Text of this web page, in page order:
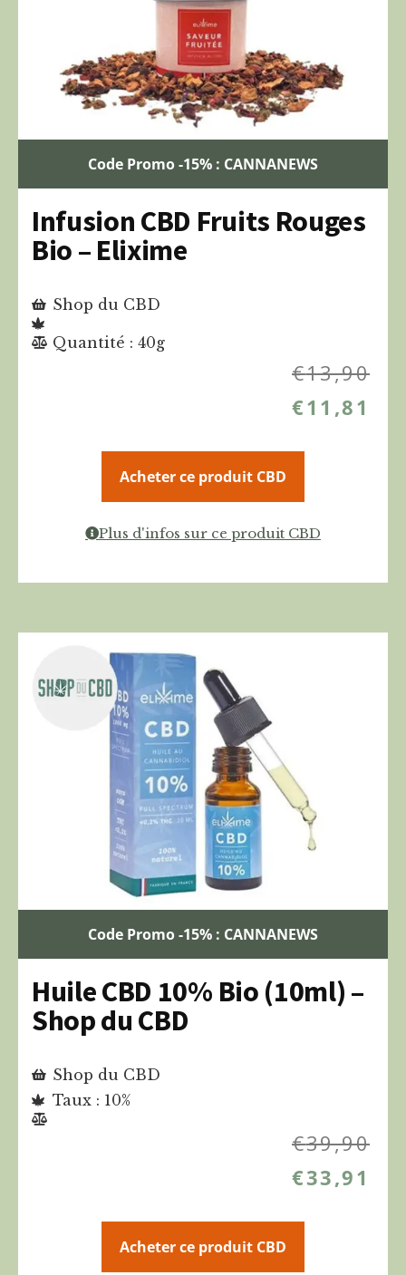
Code Promo -15% : CANNANEWS
Infusion CBD Fruits Rouges
Bio – Elixime
Shop du CBD
Quantité : 40g
€13,90
€11,81
Acheter ce produit CBD
Plus d'infos sur ce produit CBD
Code Promo -15% : CANNANEWS
Huile CBD 10% Bio (10ml) –
Shop du CBD
Shop du CBD
Taux : 10%
€39,90
€33,91
Acheter ce produit CBD